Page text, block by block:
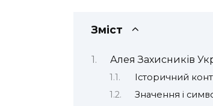
Зміст
Алея Захисників
Історичний
Значення і